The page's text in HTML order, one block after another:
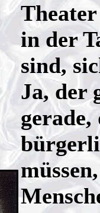
in der
sind,
Ja, der